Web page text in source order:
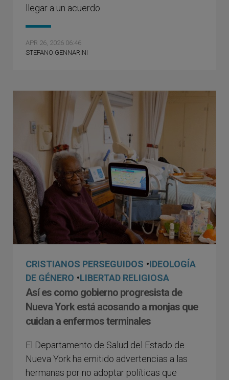
llegar a un acuerdo.
APR 26, 2026 06:46
STEFANO GENNARINI
CRISTIANOS PERSEGUIDOS •IDEOLOGÍA
DE GÉNERO •LIBERTAD RELIGIOSA
Así es como gobierno progresista de
Nueva York está acosando a monjas que
cuidan a enfermos terminales
El Departamento de Salud del Estado de
Nueva York ha emitido advertencias a las
hermanas por no adoptar políticas que